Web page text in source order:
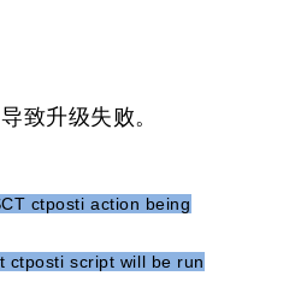
致升级失败。
ctposti action being
ctposti script will be run